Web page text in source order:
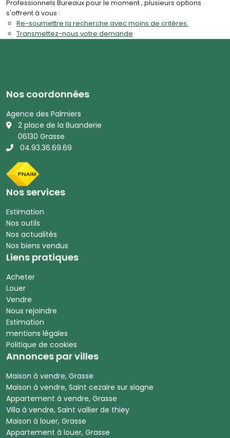
Professionnels Bureaux pour le moment , plusieurs options
s'offrent à vous :
Re-soumettre la recherche avec moins de critères.
Transmettez-nous votre demande
Nos coordonnées
Agence des Palmiers
2 place de la Buanderie
06130 Grasse
04.93.36.69.69
Nos services
Estimation
Nos outils
Nos actualités
Nos biens vendus
Liens pratiques
Acheter
Louer
Vendre
Nous rejoindre
Estimation
mentions légales
Politique de cookies
Annonces par villes
Maison à vendre, Grasse
Maison à vendre, Saint cezaire sur siagne
Appartement à vendre, Grasse
Villa à vendre, Saint vallier de thiey
Maison à louer, Grasse
Appartement à louer, Grasse